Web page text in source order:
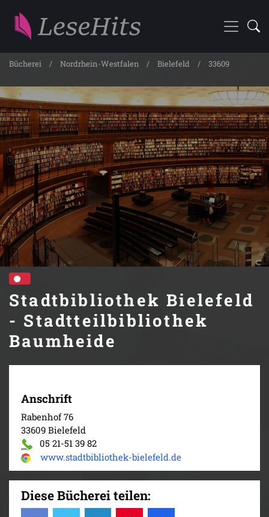
Bücherei Nordrhein-Westfalen Bielefeld 33609
Stadtbibliothek Bielefeld
- Stadtteilbibliothek
Baumheide
Anschrift
Rabenhof 76
33609 Bielefeld
05 21-51 39 82
www.stadtbibliothek-bielefeld.de
Diese Bücherei teilen: